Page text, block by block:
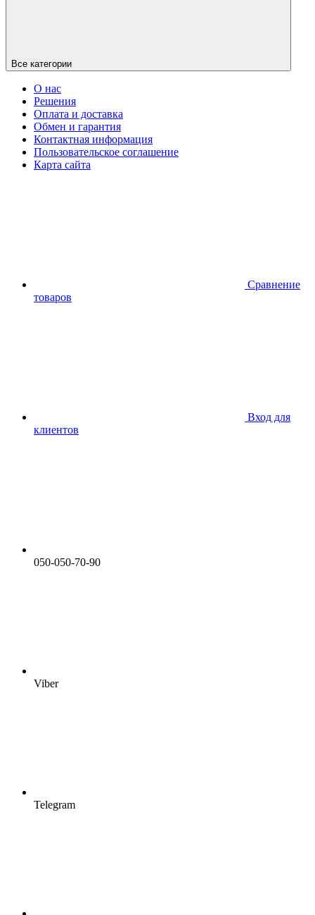
Все категории
О нас
Решения
Оплата и доставка
Обмен и гарантия
Контактная информация
Пользовательское соглашение
Карта сайта
Сравнение
товаров
Вход для
клиентов
050-050-70-90
Viber
Telegram